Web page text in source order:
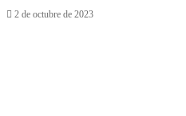
2 de octubre de 2023